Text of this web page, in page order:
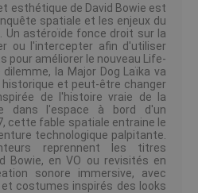
esthétique de David Bowie est
spatiale et les enjeux du
Un astéroïde fonce droit sur la
ou l'intercepter afin d'utiliser
pour améliorer le nouveau Life-
la Major Dog Laïka va
et peut-être changer
de l'histoire vraie de la
dans l'espace à bord d'un
cette fable spatiale entraine le
technologique palpitante.
reprennent les titres
Bowie, en VO ou revisités en
sonore immersive, avec
costumes inspirés des looks